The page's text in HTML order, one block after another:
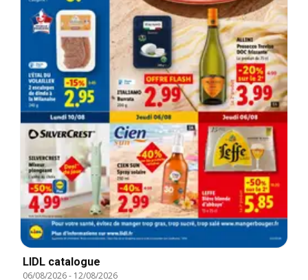
LIDL catalogue
06/08/2026- 12/08/2026